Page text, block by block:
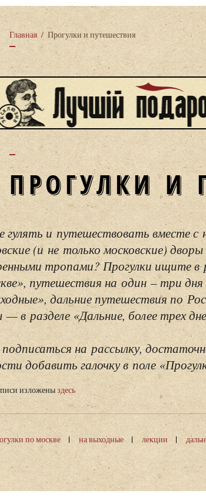
Главная / Прогулки и путешествия
ПРОГУЛКИ И
и путешествовать вместе с
(и не только московские)
тропами? Прогулки ищите в
путешествия на один – три
дальние путешествия по
в разделе «Дальние, более трех
на рассылку,
добавить галочку в поле
изложеныздесь
по москве на выходные лекции